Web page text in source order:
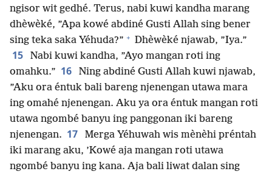
ngisor wit gedhé. Terus, nabi kuwi kandha marang
dhèwèké, ”Apa kowé abdiné Gusti Allah sing bener
sing teka saka Yéhuda?” + Dhèwèké njawab, ”Iya.”
15
Nabi kuwi kandha, ”Ayo mangan roti ing
omahku.” 16
Ning abdiné Gusti Allah kuwi njawab,
”Aku ora éntuk bali bareng njenengan utawa mara
ing omahé njenengan. Aku ya ora éntuk mangan roti
utawa ngombé banyu ing panggonan iki bareng
njenengan. 17
Merga Yéhuwah wis mènèhi préntah
iki marang aku, ’Kowé aja mangan roti utawa
ngombé banyu ing kana. Aja bali liwat dalan sing